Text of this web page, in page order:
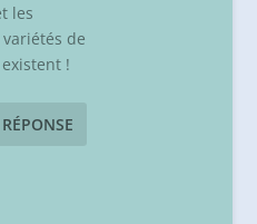
les
de
!
RÉPONSE